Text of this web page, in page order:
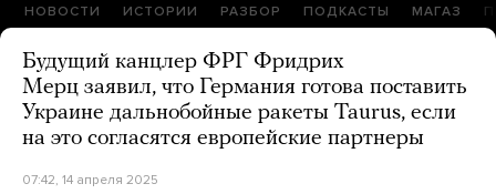
НОВОСТИ ИСТОРИИ РАЗБОР ПОДКАСТЫ МАГАЗ
Будущий канцлер ФРГ Фридрих
Мерц заявил, что Германия готова поставить
Украине дальнобойные ракеты Taurus, если
на это согласятся европейские партнеры
07:42, 14 апреля 2025